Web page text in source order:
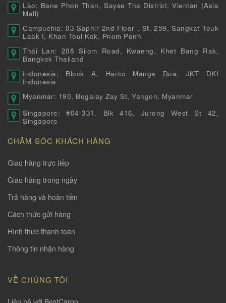
Lào: Bane Phon Than, Sayse Tha District, Vientan (Asia
Mall)
Campuchia: 03 Saphir 2nd Floor , St. 259, Sangkat Teuk
Laak I, Khan Toul Kok, Pnom Penh
Thái Lan: 208 Silom Road, Kwaeng, Khet Bang Rak,
Bangkok Thailand
Indonesia: Block A, Harco Manga Dua, JKT DKI
Indonesia
Myanmar: 190, Bogalay Zay St, Yangon, Myanmar
Singapore: #04-331, Blk 416, Jurong West St 42,
Singapore
CHĂM SÓC KHÁCH HÀNG
Giao hàng trực tiếp
Giao hàng trong ngày
Trả hàng và hoàn tiền
Cách thức gửi hàng
Hình thức thanh toàn
Thông tin nhận hàng
VỀ CHÚNG TÔI